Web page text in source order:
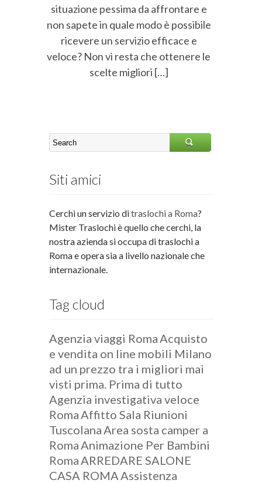
situazione pessima da affrontare e
non sapete in quale modo è possibile
ricevere un servizio efficace e
veloce? Non vi resta che ottenere le
scelte migliori […]
Siti amici
Cerchi un servizio ditraslochi a Roma?
Mister Traslochi è quello che cerchi, la
nostra azienda si occupa di traslochi a
Roma e opera sia a livello nazionale che
internazionale.
Tag cloud
Agenzia viaggi RomaAcquisto
e vendita on line mobili Milano
ad un prezzo tra i migliori mai
visti prima. Prima di tutto
Agenzia investigativa veloce
RomaAffitto Sala Riunioni
TuscolanaArea sosta camper a
RomaAnimazione Per Bambini
RomaARREDARE SALONE
CASA ROMAAssistenza